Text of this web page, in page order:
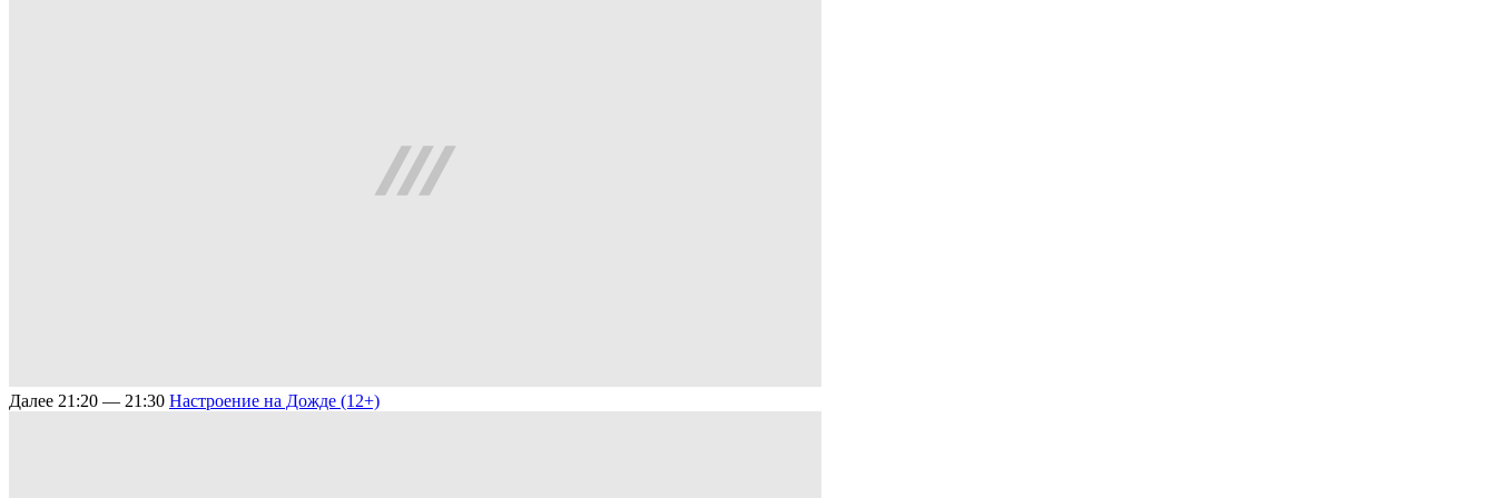
Далее 21:20 — 21:30 Настроение на Дожде (12+)